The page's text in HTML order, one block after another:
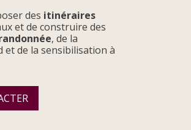
des itinéraires
et de construire des
, de la
de la sensibilisation à